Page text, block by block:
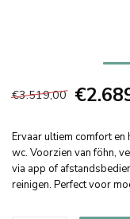
€3.519,00
Ervaar ultiem comfort en
wc. Voorzien van föhn,
via app of
reinigen. Perfect voor